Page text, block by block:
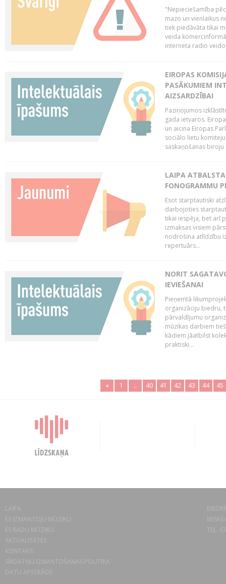
"Nepieciešamība
mazo un vienlaikus
tiek piedāvāta tikai
veida
interneta radio
EIROPAS
PASĀKUMIEM
AIZSARDZĪBAI
Paziņojumos
gada ietvaros.
un aicina Eiropas
sociālo lietu
saskaņošanas biroju
LAIPA
FONOGRAMMU
Esot starptautiski
darbojoties
tikai iespēja, bet arī
izmaksas visiem
nodrošina atlīdzību
repertuārs...
NORIT
IEVIEŠANAI
Pieņemtā
organizāciju biedru,
pārvaldījumu
mūzikas darbiem
kādiem jāatbilst
praktiski...
« 1 .. 40 41 42 43 44 45
LAIPA
ES IZMANTOJU MŪZIKU
ES RADU MŪZIKU
AKTUALITĀTES
KONTAKTI
SĪKDATŅU IZMANTOŠANAS POLITIKA
DATU APSTRĀDE
TEL.